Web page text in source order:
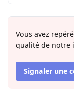
Vous avez
qualité de notre
Signaler une